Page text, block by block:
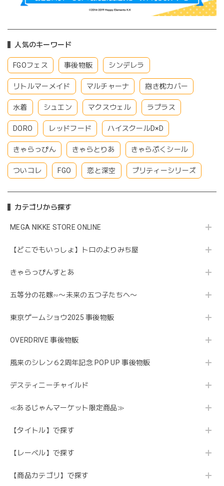
人気のキーワード
FGOフェス 事後物販 シンデレラ
リトルマーメイド マルチャーナ 抱き枕カバー
水着 シュエン マクスウェル ラプラス
DORO レッドフード ハイスクールD×D
きゃらっぴん きゃらとりあ きゃらぷくシール
ついコレ FGO 恋と深空 プリティーシリーズ
カテゴリから探す
MEGA NIKKE STORE ONLINE
【どこでもいっしょ】トロのよりみち屋
きゃらっぴんすとあ
五等分の花嫁∽〜未来の五つ子たちへ〜
東京ゲームショウ2025 事後物販
OVERDRIVE 事後物販
風来のシレン６2周年記念 POP UP 事後物販
デスティニーチャイルド
≪あるじゃんマーケット限定商品≫
【タイトル】で探す
【レーベル】で探す
【商品カテゴリ】で探す